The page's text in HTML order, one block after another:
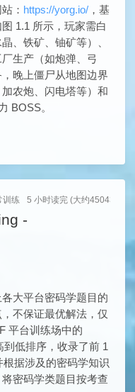
： https://yorg.io/ ，基
图 1.1 所示，玩家需白
、铁矿、铀矿等）、
生产（如炮弹、弓
晚上僵尸从地图边界
农炮、闪电塔等）和
BOSS。
训练 5 小时读完 (大约45043个字)
-
大平台密码学题目的
不保证最优解法，仅
平台训练场中的
低排序，收录了前 1
据涉及的密码学知识
密码学类题目按考查